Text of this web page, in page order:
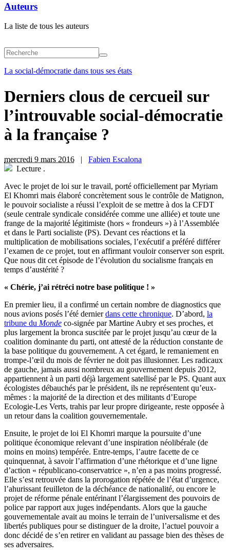
Auteurs
La liste de tous les auteurs
La social-démocratie dans tous ses états
Derniers clous de cercueil sur
l’introuvable social-démocratie
à la française ?
mercredi 9 mars 2016 | Fabien Escalona
Lecture .
Avec le projet de loi sur le travail, porté officiellement par Myriam
El Khomri mais élaboré concrètement sous le contrôle de Matignon,
le pouvoir socialiste a réussi l’exploit de se mettre à dos la CFDT
(seule centrale syndicale considérée comme une alliée) et toute une
frange de la majorité légitimiste (hors « frondeurs ») à l’Assemblée
et dans le Parti socialiste (PS). Devant ces réactions et la
multiplication de mobilisations sociales, l’exécutif a préféré différer
l’examen de ce projet, tout en affirmant vouloir conserver son esprit.
Que nous dit cet épisode de l’évolution du socialisme français en
temps d’austérité ?
« Chérie, j’ai rétréci notre base politique ! »
En premier lieu, il a confirmé un certain nombre de diagnostics que
nous avions posés l’été dernierdans cette chronique. D’abord, la
tribune du Monde co-signée par Martine Aubry et ses proches, et
plus largement la bronca suscitée par le projet jusqu’au cœur de la
coalition dominante du parti, ont attesté de la réduction constante de
la base politique du gouvernement. A cet égard, le remaniement en
trompe-l’œil du mois de février ne doit pas illusionner. Les radicaux
de gauche, jamais aussi nombreux au gouvernement depuis 2012,
appartiennent à un parti déjà largement satellisé par le PS. Quant aux
écologistes débauchés par le président, ils ne représentent qu’eux-
mêmes : la majorité de la direction et des militants d’Europe
Ecologie-Les Verts, trahis par leur propre dirigeante, reste opposée à
un retour dans la coalition gouvernementale.
Ensuite, le projet de loi El Khomri marque la poursuite d’une
politique économique relevant d’une inspiration néolibérale (de
moins en moins) tempérée. Entre-temps, l’autre facette de ce
quinquennat, à savoir l’affirmation d’une rhétorique et d’une ligne
d’action « républicano-conservatrice », n’en a pas moins progressé.
Elle s’est retrouvée dans la prorogation répétée de l’état d’urgence,
l’ahurissant feuilleton de la déchéance de nationalité, ou encore le
projet de réforme pénale entérinant l’élargissement des pouvoirs de
police par rapport aux juges indépendants. Alors que la gauche
gouvernementale avait au moins le terrain de l’universalisme et des
libertés publiques pour se distinguer de la droite, l’actuel pouvoir a
donc décidé de s’en retirer en validant au passage bien des thèses de
ses adversaires.